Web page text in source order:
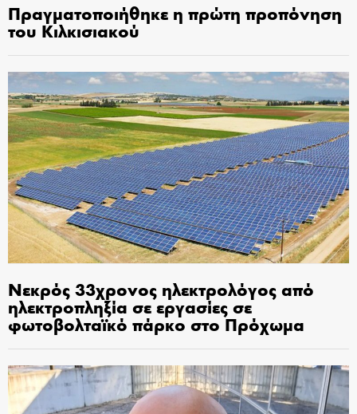
Πραγματοποιήθηκε η πρώτη προπόνηση
του Κιλκισιακού
Νεκρός 33χρονος ηλεκτρολόγος από
ηλεκτροπληξία σε εργασίες σε
φωτοβολταϊκό πάρκο στο Πρόχωμα